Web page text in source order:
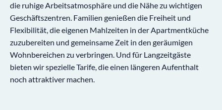
die ruhige Arbeitsatmosphäre und die Nähe zu wichtigen
Geschäftszentren. Familien genießen die Freiheit und
Flexibilität, die eigenen Mahlzeiten in der Apartmentküche
zuzubereiten und gemeinsame Zeit in den geräumigen
Wohnbereichen zu verbringen. Und für Langzeitgäste
bieten wir spezielle Tarife, die einen längeren Aufenthalt
noch attraktiver machen.